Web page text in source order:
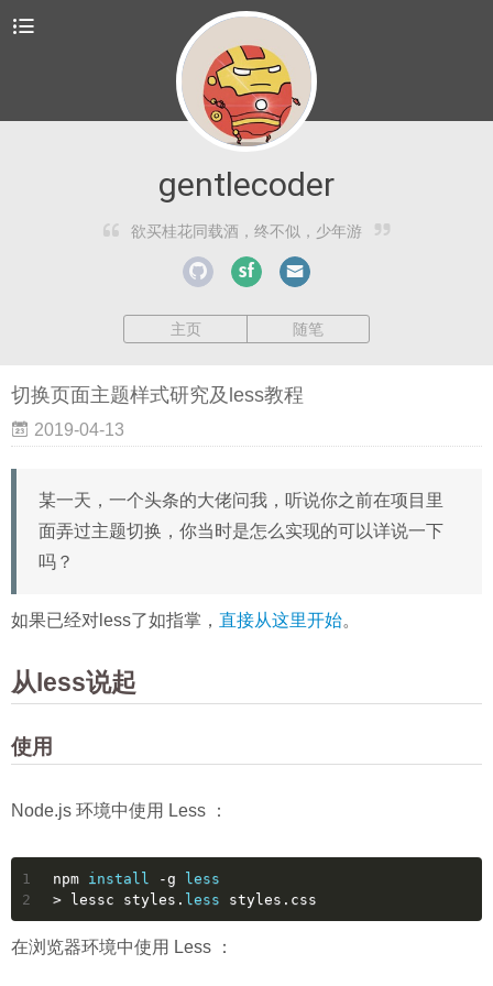
gentlecoder
欲买桂花同载酒，终不似，少年游
主页 随笔
切换页面主题样式研究及less教程
2019-04-13
某一天，一个头条的大佬问我，听说你之前在项目里
面弄过主题切换，你当时是怎么实现的可以详说一下
吗？
如果已经对less了如指掌， 直接从这里开始。
从less说起
使用
Node.js 环境中使用 Less ：
1
2
npm install -g less
> lessc styles. less styles.css
在浏览器环境中使用 Less ：